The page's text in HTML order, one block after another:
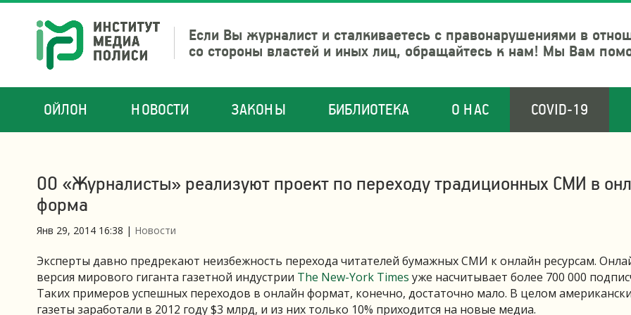
Если Вы журналист и сталкиваетесь с правонарушениями в
со стороны властей и иных лиц, обращайтесь к нам! Мы Вам
ОЙЛОН НОВОСТИ ЗАКОНЫ БИБЛИОТЕКА О НАС COVID-19
ОО «Журналисты» реализуют проект по переходу традиционных СМИ в
форма
Янв 29, 2014 16:38 | Новости
Эксперты давно предрекают неизбежность перехода читателей бумажных СМИ к онлайн ресурсам.
версия мирового гиганта газетной индустрии The New-York Times уже насчитывает более 700 000
Таких примеров успешных переходов в онлайн формат, конечно, достаточно мало. В целом
газеты заработали в 2012 году $3 млрд, и из них только 10% приходится на новые медиа.